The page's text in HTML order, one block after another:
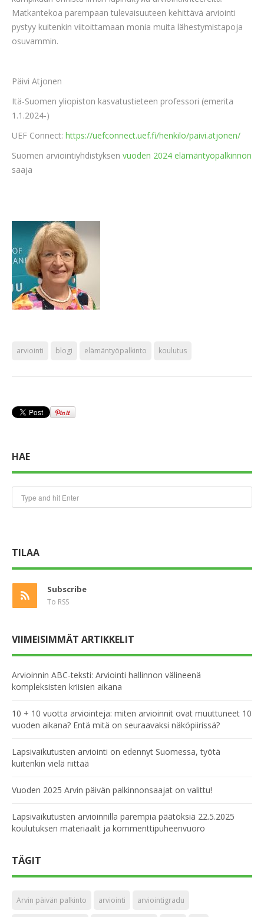
Matkantekoa parempaan tulevaisuuteen kehittävä arviointi
pystyy kuitenkin viitoittamaan monia muita lähestymistapoja
osuvammin.
Päivi Atjonen
Itä-Suomen yliopiston kasvatustieteen professori (emerita
1.1.2024-)
UEF Connect: https://uefconnect.uef.fi/henkilo/paivi.atjonen/
Suomen arviointiyhdistyksen vuoden 2024 elämäntyöpalkinnon
saaja
arviointi blogi elämäntyöpalkinto koulutus
HAE
TILAA
Subscribe
To RSS
VIIMEISIMMÄT ARTIKKELIT
Arvioinnin ABC-teksti: Arviointi hallinnon välineenä
kompleksisten kriisien aikana
10 + 10 vuotta arviointeja: miten arvioinnit ovat muuttuneet 10
vuoden aikana? Entä mitä on seuraavaksi näköpiirissä?
Lapsivaikutusten arviointi on edennyt Suomessa, työtä
kuitenkin vielä riittää
Vuoden 2025 Arvin päivän palkinnonsaajat on valittu!
Lapsivaikutusten arvioinnilla parempia päätöksiä 22.5.2025
koulutuksen materiaalit ja kommenttipuheenvuoro
TÄGIT
Arvin päivän palkinto arviointi arviointigradu